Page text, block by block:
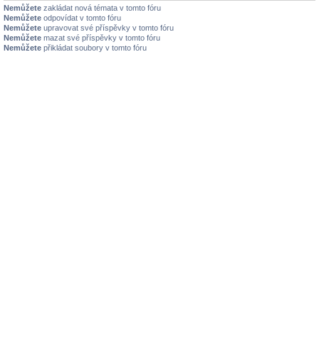
Nemůžete zakládat nová témata v tomto fóru
Nemůžete odpovídat v tomto fóru
Nemůžete upravovat své příspěvky v tomto fóru
Nemůžete mazat své příspěvky v tomto fóru
Nemůžete přikládat soubory v tomto fóru